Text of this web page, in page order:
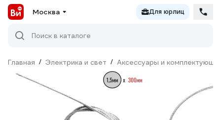
Москва Для юрлиц
Поиск в каталоге
Главная / Электрика и свет / Аксессуары и